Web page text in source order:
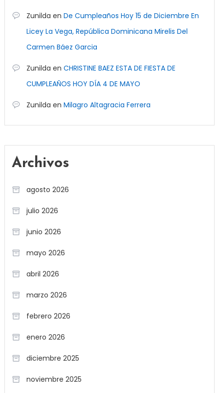
Zunilda en De Cumpleaños Hoy 15 de Diciembre En
Licey La Vega, República Dominicana Mirelis Del
Carmen Báez Garcia
Zunilda en CHRISTINE BAEZ ESTA DE FIESTA DE
CUMPLEAÑOS HOY DÍA 4 DE MAYO
Zunilda en Milagro Altagracia Ferrera
Archivos
agosto 2026
julio 2026
junio 2026
mayo 2026
abril 2026
marzo 2026
febrero 2026
enero 2026
diciembre 2025
noviembre 2025